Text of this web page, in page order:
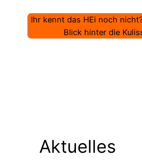
Ihr kennt das HEi noch
Blick hinter die
Aktuelles